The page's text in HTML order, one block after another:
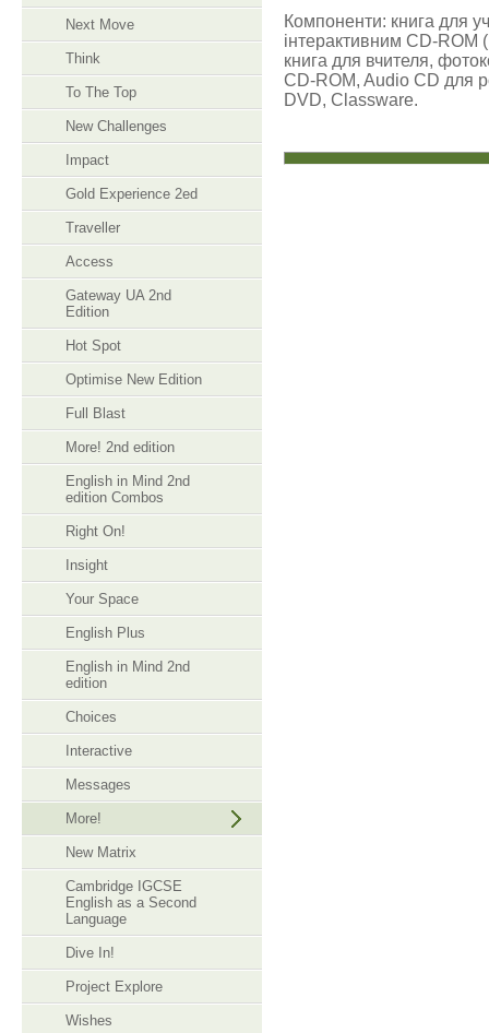
Next Move
Think
To The Top
New Challenges
Impact
Gold Experience 2ed
Traveller
Access
Gateway UA 2nd
Edition
Hot Spot
Optimise New Edition
Full Blast
More! 2nd edition
English in Mind 2nd
edition Combos
Right On!
Insight
Your Space
English Plus
English in Mind 2nd
edition
Choices
Interactive
Messages
More!
New Matrix
Cambridge IGCSE
English as a Second
Language
Dive In!
Project Explore
Wishes
Компоненти: книга для
інтерактивним CD-ROM
книга для вчителя,
CD-ROM, Audio CD для
DVD, Classware.